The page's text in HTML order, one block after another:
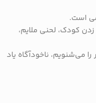
است.
کودک، لحنی ملایم،
می‌شنویم، ناخودآگاه یاد